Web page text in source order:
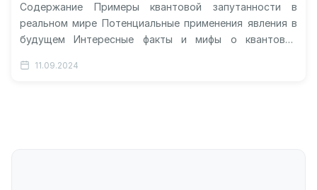
Содержание Примеры квантовой запутанности в
реальном мире Потенциальные применения явления в
будущем Интересные факты и мифы о квантовой
и…
11.09.2024